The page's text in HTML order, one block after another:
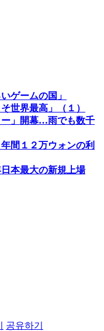
ゲームの国」
世界最高」（１）
」開幕…雨でも数千
間１２万ウォンの利
本最大の新規上場
공유하기